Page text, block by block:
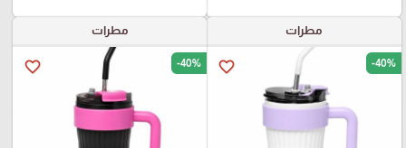
مطرات
favorite_border -40%
مطرات
favorite_border -40%